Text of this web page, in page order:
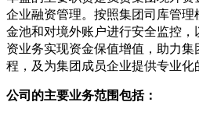
企业融资管理。按照集团司库管
金池和对境外账户进行安全监控
资业务实现资金保值增值，助力
程，及为集团成员企业提供专业化
公司的主要业务范围包括：